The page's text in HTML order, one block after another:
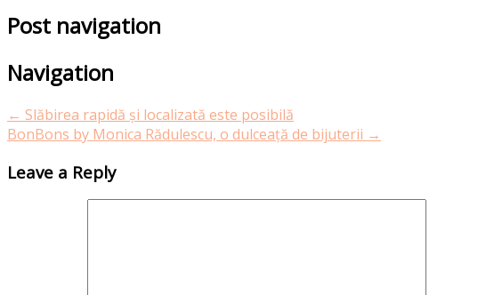
Post navigation
Navigation
← Slăbirea rapidă și localizată este posibilă
BonBons by Monica Rădulescu, o dulceață de bijuterii →
Leave a Reply